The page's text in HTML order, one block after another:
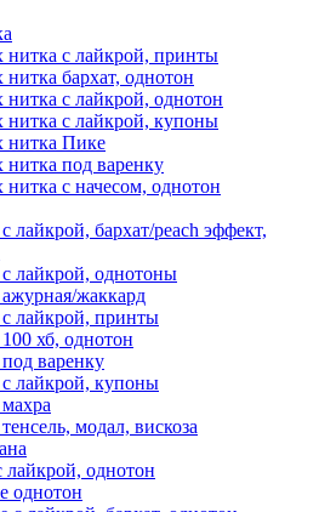
нитка с лайкрой, принты
нитка бархат, однотон
нитка с лайкрой, однотон
нитка с лайкрой, купоны
нитка Пике
нитка под варенку
нитка с начесом, однотон
лайкрой, бархат/peach эффект,
лайкрой, однотоны
жаккард
с лайкрой, принты
хб, однотон
варенку
с лайкрой, купоны
модал, вискоза
лайкрой, однотон
однотон